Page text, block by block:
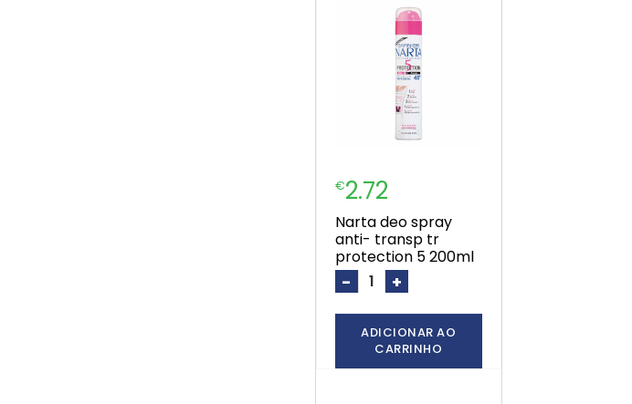
€2.72
narta deo spray
anti- transp tr
protection 5 200ml
- +
ADICIONAR AO
CARRINHO